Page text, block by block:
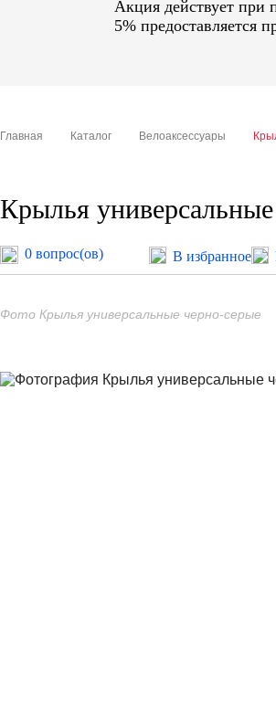
Акция действует при
5% предоставляется
Главная Каталог Велоаксессуары
Крылья
0 вопрос(ов) В избранное
Фото Крылья универсальные черно-серые